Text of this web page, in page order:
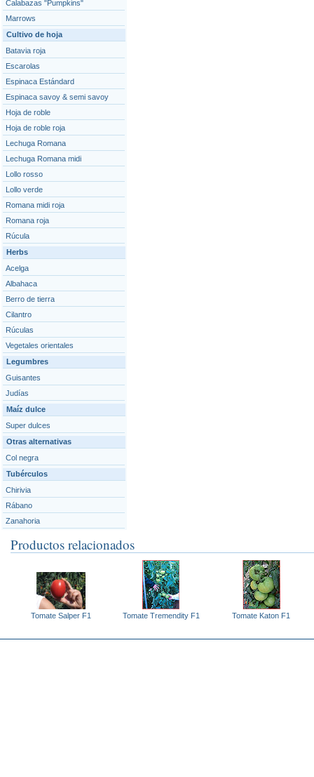
Calabazas "Pumpkins"
Marrows
Cultivo de hoja
Batavia roja
Escarolas
Espinaca Estándard
Espinaca savoy & semi savoy
Hoja de roble
Hoja de roble roja
Lechuga Romana
Lechuga Romana midi
Lollo rosso
Lollo verde
Romana midi roja
Romana roja
Rúcula
Herbs
Acelga
Albahaca
Berro de tierra
Cilantro
Rúculas
Vegetales orientales
Legumbres
Guisantes
Judías
Maíz dulce
Super dulces
Otras alternativas
Col negra
Tubérculos
Chirivia
Rábano
Zanahoria
Productos relacionados
Tomate Salper F1 Tomate Tremendity F1 Tomate Katon F1